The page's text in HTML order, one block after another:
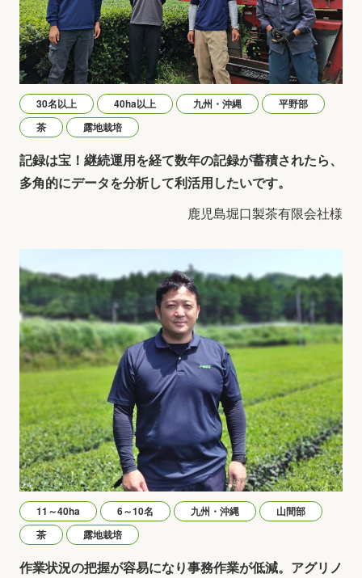
記録は宝！継続運用を経て数年の記録が蓄積されたら、
多角的にデータを分析して利活用したいです。
鹿児島堀口製茶有限会社様
30名以上 40ha以上 九州・沖縄
平野部
茶
露地栽培
作業状況の把握が容易になり事務作業が低減。アグリノ
11～40ha 6～10名 九州・沖縄
山間部
茶
露地栽培